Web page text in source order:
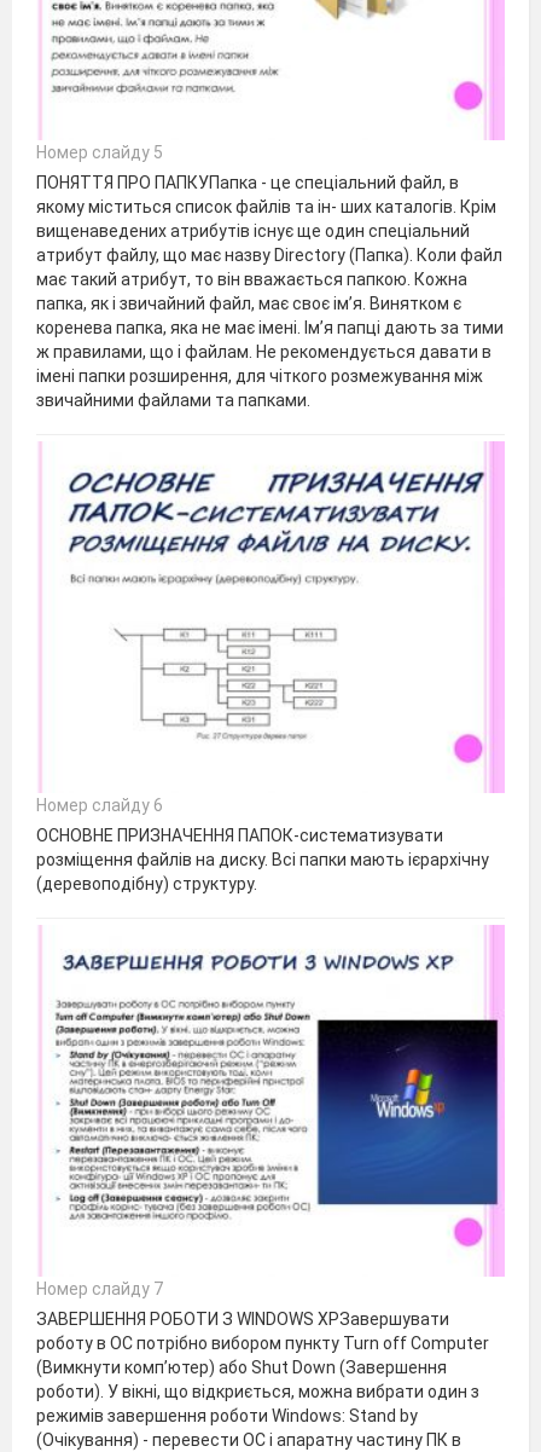
Номер слайду 5
ПОНЯТТЯ ПРО ПАПКУПапка - це спеціальний файл, в
якому міститься список файлів та ін- ших каталогів. Крім
вищенаведених атрибутів існує ще один спеціальний
атрибут файлу, що має назву Directory (Папка). Коли файл
має такий атрибут, то він вважається папкою. Кожна
папка, як і звичайний файл, має своє ім’я. Винятком є
коренева папка, яка не має імені. Ім’я папці дають за тими
ж правилами, що і файлам. Не рекомендується давати в
імені папки розширення, для чіткого розмежування між
звичайними файлами та папками.
Номер слайду 6
ОСНОВНЕ ПРИЗНАЧЕННЯ ПАПОК-систематизувати
розміщення файлів на диску. Всі папки мають ієрархічну
(деревоподібну) структуру.
Номер слайду 7
ЗАВЕРШЕННЯ РОБОТИ З WINDOWS XPЗавершувати
роботу в ОС потрібно вибором пункту Turn off Computer
(Вимкнути комп’ютер) або Shut Down (Завершення
роботи). У вікні, що відкриється, можна вибрати один з
режимів завершення роботи Windows: Stand by
(Очікування) - перевести ОС і апаратну частину ПК в